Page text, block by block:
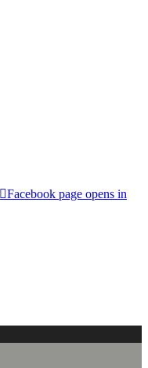
Facebook page opens in